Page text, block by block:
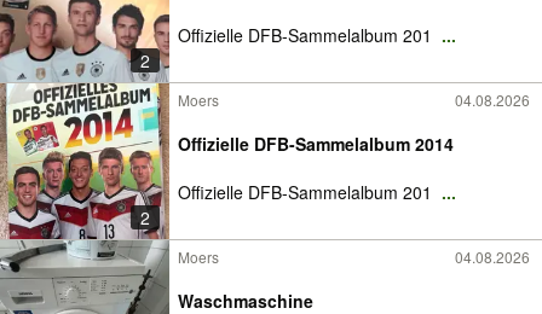
2
Offizielle DFB-Sammelalbum 201 ...
2
Moers 04.08.2026
Offizielle DFB-Sammelalbum 2014
Offizielle DFB-Sammelalbum 201 ...
Moers 04.08.2026
Waschmaschine